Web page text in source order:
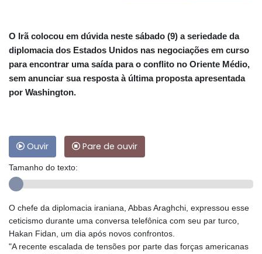
O Irã colocou em dúvida neste sábado (9) a seriedade da
diplomacia dos Estados Unidos nas negociações em curso
para encontrar uma saída para o conflito no Oriente Médio,
sem anunciar sua resposta à última proposta apresentada
por Washington.
Ouvir Pare de ouvir
Tamanho do texto:
O chefe da diplomacia iraniana, Abbas Araghchi, expressou esse
ceticismo durante uma conversa telefônica com seu par turco,
Hakan Fidan, um dia após novos confrontos.
"A recente escalada de tensões por parte das forças americanas